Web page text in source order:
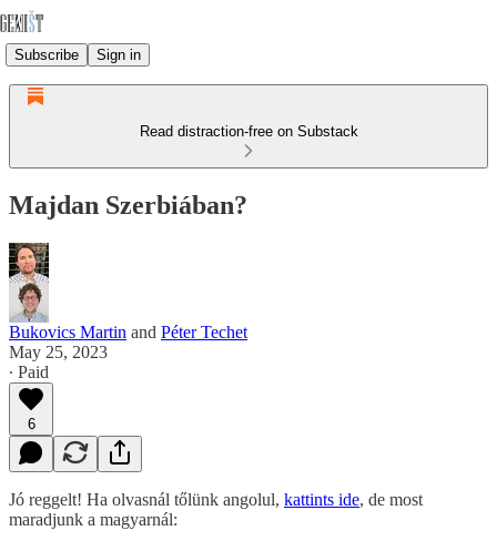
Subscribe Sign in
Read distraction-free on Substack
Majdan Szerbiában?
Bukovics Martin and Péter Techet
May 25, 2023
∙ Paid
6
Jó reggelt! Ha olvasnál tőlünk angolul, kattints ide, de most
maradjunk a magyarnál: